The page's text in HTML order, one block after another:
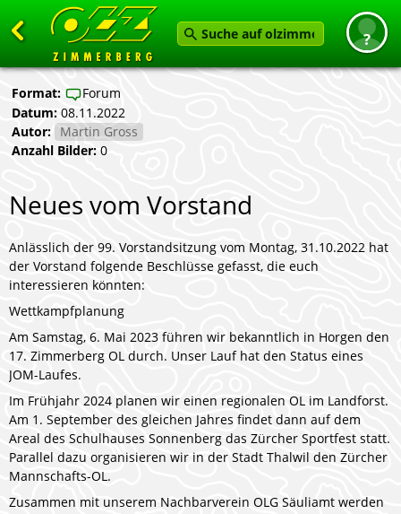
Zurück
Startseite
News
Angebot
Karten
Service
Verein
Feedback geben
Format:
Forum
Datum: 08.11.2022
Autor: Martin Gross
Anzahl Bilder: 0
Neues vom Vorstand
Anlässlich der 99. Vorstandsitzung vom Montag, 31.10.2022 hat
der Vorstand folgende Beschlüsse gefasst, die euch
interessieren könnten:
Wettkampfplanung
Am Samstag, 6. Mai 2023 führen wir bekanntlich in Horgen den
17. Zimmerberg OL durch. Unser Lauf hat den Status eines
JOM-Laufes.
Im Frühjahr 2024 planen wir einen regionalen OL im Landforst.
Am 1. September des gleichen Jahres findet dann auf dem
Areal des Schulhauses Sonnenberg das Zürcher Sportfest statt.
Parallel dazu organisieren wir in der Stadt Thalwil den Zürcher
Mannschafts-OL.
Zusammen mit unserem Nachbarverein OLG Säuliamt werden